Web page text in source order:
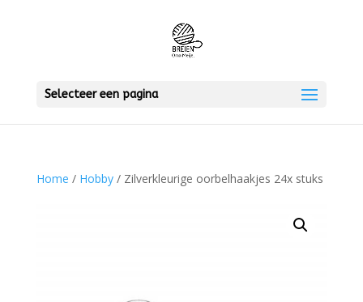
Selecteer een pagina
Home / Hobby/ Zilverkleurige oorbelhaakjes 24x stuks